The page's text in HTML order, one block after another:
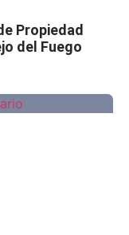
Propiedad
del Fuego